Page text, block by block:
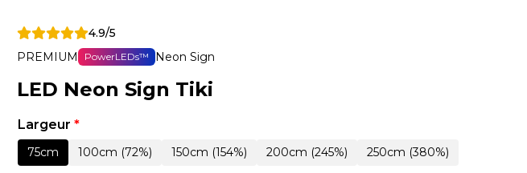
4.9/5
PREMIUM
PowerLEDs™ Neon Sign
LED Neon Sign Tiki
Largeur *
75cm 100cm (72%) 150cm (154%) 200cm (245%) 250cm (380%)